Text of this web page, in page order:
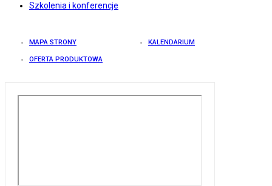
Szkolenia i konferencje
MAPA STRONY KALENDARIUM
OFERTA PRODUKTOWA